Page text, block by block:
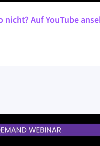
nicht? Auf YouTube